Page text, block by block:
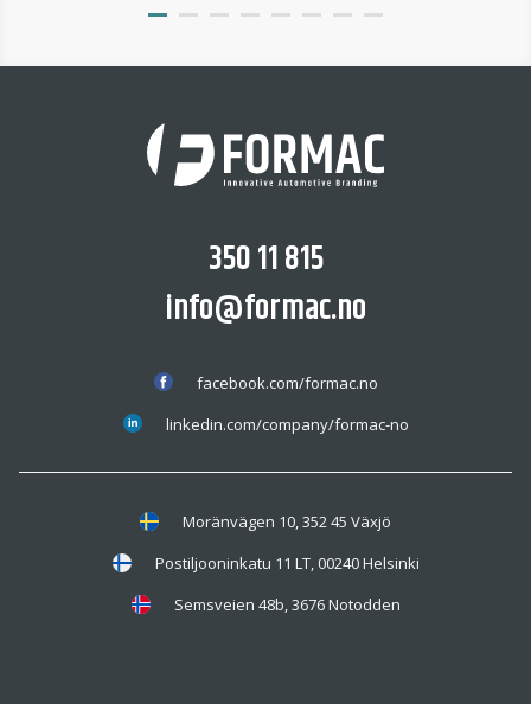
350 11 815
info@formac.no
facebook.com/formac.no
linkedin.com/company/formac-no
Moränvägen 10, 352 45 Växjö
Postiljooninkatu 11 LT, 00240 Helsinki
Semsveien 48b, 3676 Notodden